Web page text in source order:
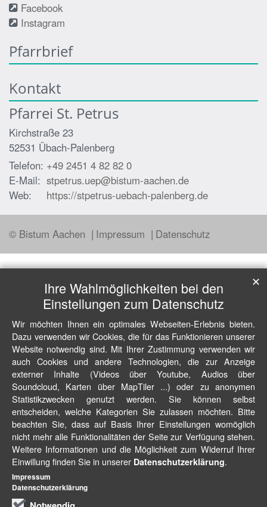
Facebook
Instagram
Pfarrbrief
Kontakt
Pfarrei St. Petrus
Kirchstraße 23
52531 Übach-Palenberg
Telefon: +49 2451 4 82 82 0
E-Mail: stpetrus.uep@bistum-aachen.de
Web:
https://stpetrus-uebach-palenberg.de
© Bistum Aachen Impressum Datenschutz
Ihre Wahlmöglichkeiten bei den
Einstellungen zum Datenschutz
Wir möchten Ihnen ein optimales Webseiten-Erlebnis bieten.
Dazu verwenden wir Cookies, die für das Funktionieren unserer
Website notwendig sind. Mit Ihrer Zustimmung verwenden wir
auch Cookies und andere Technologien, die zur Anzeige
externer Inhalte (Videos über Youtube, Audios über
Soundcloud, Karten über MapTiler ...) oder zu anonymen
Statistikzwecken genutzt werden. Sie können selbst
entscheiden, welche Kategorien Sie zulassen möchten. Bitte
beachten Sie, dass auf Basis Ihrer Einstellungen womöglich
nicht mehr alle Funktionalitäten der Seite zur Verfügung stehen.
Weitere Informationen und die Möglichkeit zum Widerruf Ihrer
Einwillung finden Sie in unserer Datenschutzerklärung.
✕
Impressum
Datenschutzerklärung